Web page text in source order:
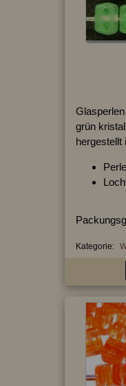
grün
hergestellt
Kategorie: